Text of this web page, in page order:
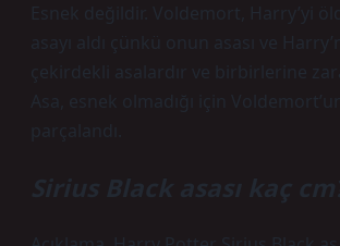
Esnek değildir. Voldemort, Harry’yi
asayı aldı çünkü onun asası ve
çekirdekli asalardır ve birbirlerine
Asa, esnek olmadığı için
parçalandı.
Sirius Black asası kaç cm?